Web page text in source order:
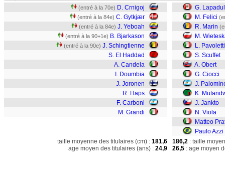
(entré à la 70e) D. Crnigoj
(entré à la 84e) C. Gytkjær
(entré à la 84e) J. Yeboah
(entré à la 90+1e) B. Bjarkason
(entré à la 90e) J. Schingtienne
S. El Haddad
A. Candela
I. Doumbia
J. Joronen
R. Haps
F. Carboni
M. Grandi
G.
M. Felici
R. Marin
M.
L. Pavoletti
S. Scuffet
A. Obert
G. Ciocci
J.
K.
J. Jankto
N. Viola
Matteo
Paulo Azzi
taille moyenne des titulaires (cm) : 181,6
age moyen des titulaires (ans) : 24,9
186,2 : taille
26,5 : age moyen